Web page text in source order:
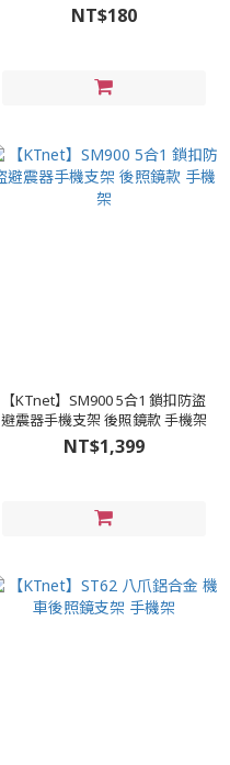
NT$180
【KTnet】SM900 5合1 鎖扣防盜
避震器手機支架 後照鏡款 手機架
NT$1,399